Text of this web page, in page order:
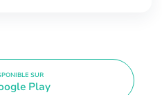
SUR
Play